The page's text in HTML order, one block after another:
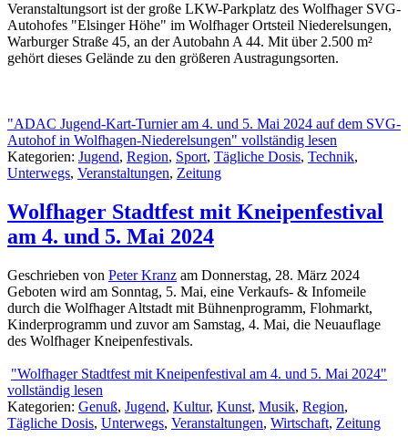
Veranstaltungsort ist der große LKW-Parkplatz des Wolfhager SVG-
Autohofes "Elsinger Höhe" im Wolfhager Ortsteil Niederelsungen,
Warburger Straße 45, an der Autobahn A 44. Mit über 2.500 m²
gehört dieses Gelände zu den größeren Austragungsorten.
"ADAC Jugend-Kart-Turnier am 4. und 5. Mai 2024 auf dem SVG-
Autohof in Wolfhagen-Niederelsungen" vollständig lesen
Kategorien: Jugend, Region, Sport, Tägliche Dosis, Technik,
Unterwegs, Veranstaltungen, Zeitung
Wolfhager Stadtfest mit Kneipenfestival
am 4. und 5. Mai 2024
Geschrieben von Peter Kranz am Donnerstag, 28. März 2024
Geboten wird am Sonntag, 5. Mai, eine Verkaufs- & Infomeile
durch die Wolfhager Altstadt mit Bühnenprogramm, Flohmarkt,
Kinderprogramm und zuvor am Samstag, 4. Mai, die Neuauflage
des Wolfhager Kneipenfestivals.
"Wolfhager Stadtfest mit Kneipenfestival am 4. und 5. Mai 2024"
vollständig lesen
Kategorien: Genuß, Jugend, Kultur, Kunst, Musik, Region,
Tägliche Dosis, Unterwegs, Veranstaltungen, Wirtschaft, Zeitung